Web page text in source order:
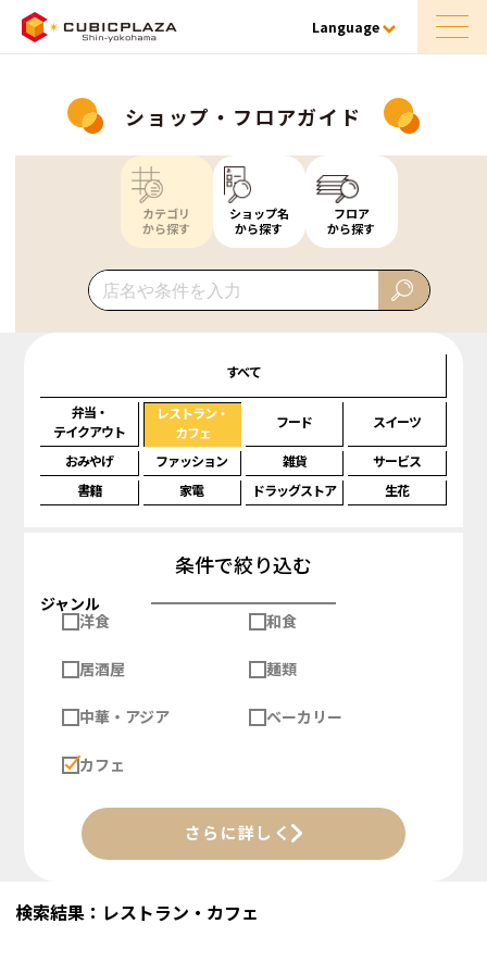
Language
ショップ・フロアガイド
カテゴリ
から探す
ショップ名
から探す
フロア
から探す
すべて
弁当・
テイクアウト
レストラン・
カフェ
フード スイーツ
おみやげ ファッション 雑貨
サービス
書籍
家電 ドラッグストア 生花
条件で絞り込む
ジャンル
洋食
和食
居酒屋 麺類
中華・アジア ベーカリー
カフェ
さらに詳しく
検索結果：レストラン・カフェ